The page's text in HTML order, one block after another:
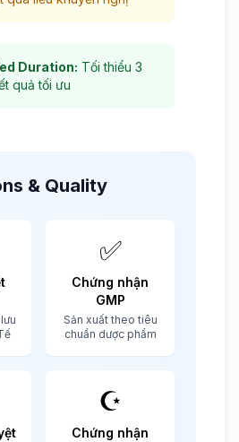
Duration: Tối thiểu 3
quả tối ưu
& Quality
✅
Chứng nhận
GMP
Sản xuất theo tiêu
chuẩn dược phẩm
☪️
Chứng nhận